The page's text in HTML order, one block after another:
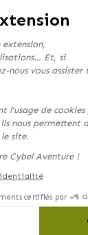
Et, si
nous vous
l’usage de
nous permettent
site.
Cybel Aventure !
certifiés par